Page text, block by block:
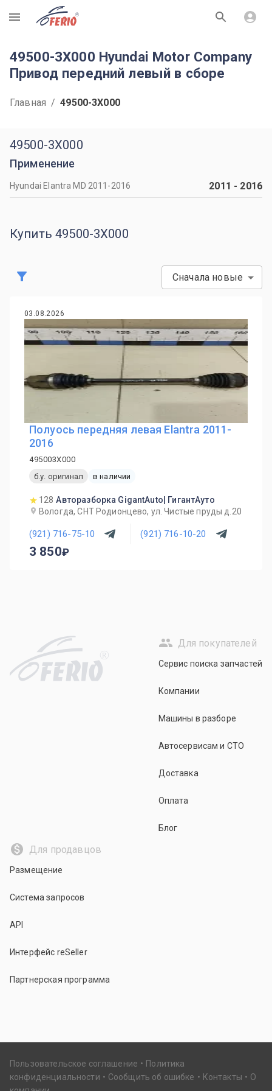
R
49500-3X000 Hyundai Motor Company
Привод передний левый в сборе
Главная / 49500-3X000
49500-3X000
Применение
Hyundai Elantra MD 2011-2016 2011 - 2016
Купить 49500-3X000
Сначала новые
03.08.2026
Полуось передняя левая Elantra 2011-
2016
495003X000
б.у. оригинал
в наличии
128 Авторазборка GigantAuto| ГигантАуто
Вологда, СНТ Родионцево, ул. Чистые пруды д.20
(921) 716-75-10 (921) 716-10-20
3 850
R
Для покупателей
Сервис поиска запчастей
Компании
Машины в разборе
Автосервисам и СТО
Доставка
Оплата
Блог
Для продавцов
Размещение
Система запросов
API
Интерфейс reSeller
Партнерская программа
Пользовательское соглашение
Политика
конфиденциальности
Сообщить об ошибке Контакты
О